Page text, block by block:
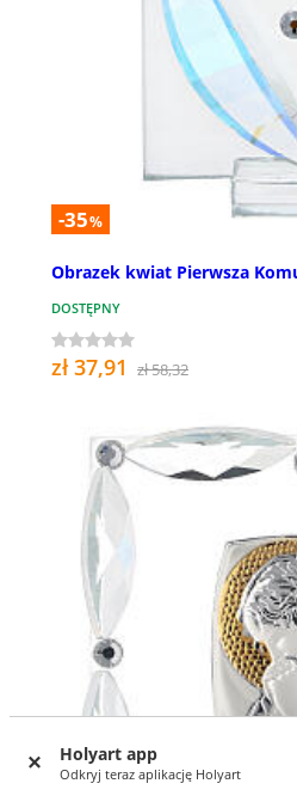
Holyart app
Odkryj teraz aplikację Holyart
-35%
Obrazek kwiat Pierwsza
DOSTĘPNY
zł 37,91 zł 58,32